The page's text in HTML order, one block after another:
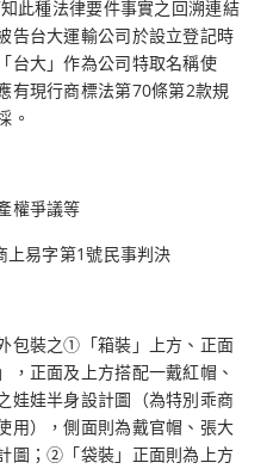
此種法律要件事實之回溯連結
告台大運輸公司於設立登記時
台大」作為公司特取名稱使
有現行商標法第70條第2款規
。
權爭議等
易字第1號民事判決
包裝之①「箱裝」上方、正面
，正面及上方搭配一戴紅帽、
娃娃半身設計圖（為特別乖商
用），側面則為戴官帽、張大
圖；②「袋裝」正面則為上方